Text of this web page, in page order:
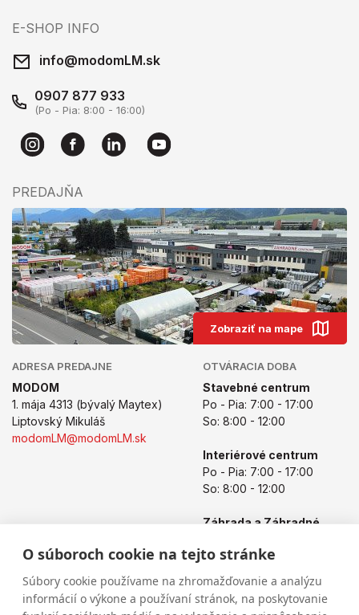
O súboroch cookie na tejto stránke
Súbory cookie používame na zhromažďovanie a analýzu
informácií o výkone a používaní stránok, na poskytovanie
E-SHOP INFO
info@modomLM.sk
0907 877 933
(Po - Pia: 8:00 - 16:00)
PREDAJŇA
Zobraziť na mape
ADRESA PREDAJNE
MODOM
1. mája 4313 (bývalý Maytex)
Liptovský Mikuláš
modomLM@modomLM.sk
OTVÁRACIA DOBA
Stavebné centrum
Po - Pia: 7:00 - 17:00
So: 8:00 - 12:00
Interiérové centrum
Po - Pia: 7:00 - 17:00
So: 8:00 - 12:00
Záhrada a Záhradné
Po - Pia: 8:00 - 17:00
So: 8:00 - 12:00